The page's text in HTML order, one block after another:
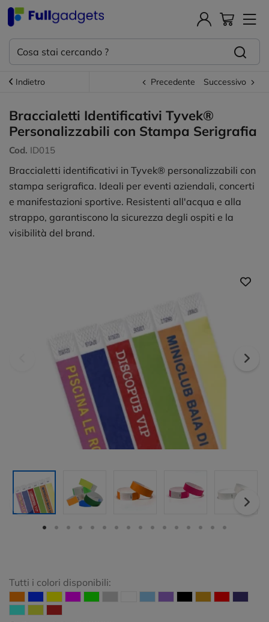
Indietro Precedente Successivo
Braccialetti Identificativi Tyvek®
Personalizzabili con Stampa Serigrafia
Cod. ID015
Braccialetti identificativi in Tyvek® personalizzabili con
stampa serigrafica. Ideali per eventi aziendali, concerti
e manifestazioni sportive. Resistenti all'acqua e alla
strappo, garantiscono la sicurezza degli ospiti e la
visibilità del brand.
Tutti i colori disponibili: